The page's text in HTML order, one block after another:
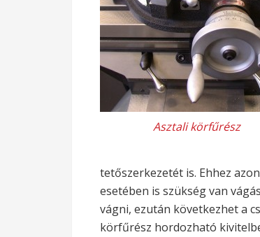
Asztali körfűrész
tetőszerkezetét is. Ehhez
esetében is szükség van
vágni, ezután következhet a
körfűrész hordozható